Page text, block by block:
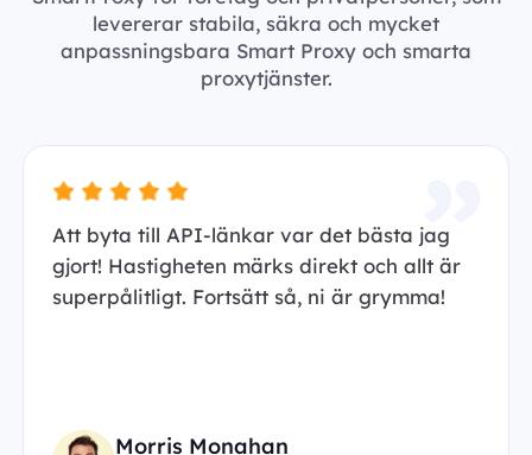
levererar stabila, säkra och mycket
anpassningsbara Smart Proxy och smarta
proxytjänster.
Att byta till API-länkar var det bästa jag
gjort! Hastigheten märks direkt och allt är
superpålitligt. Fortsätt så, ni är grymma!
Morris Monahan